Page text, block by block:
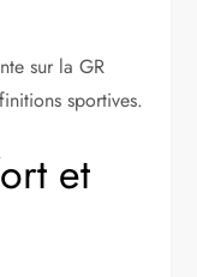
sur la GR
sportives.
et